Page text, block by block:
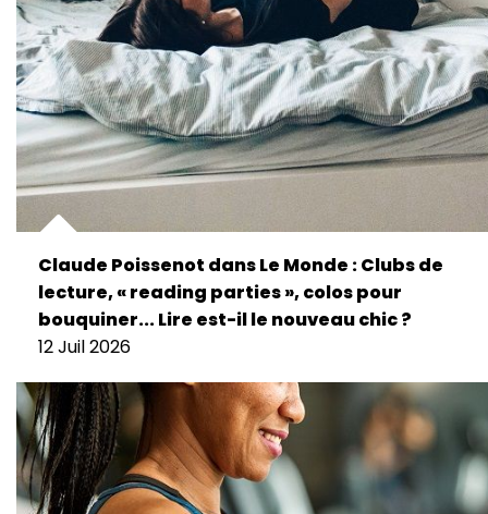
Claude Poissenot dans Le Monde : Clubs de
lecture, « reading parties », colos pour
bouquiner... Lire est-il le nouveau chic ?
12 Juil 2026